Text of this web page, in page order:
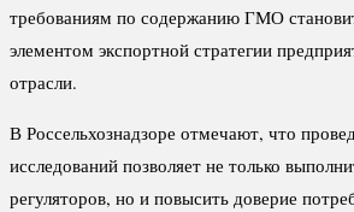
требованиям по содержанию ГМО
элементом экспортной стратегии
отрасли.
В Россельхознадзоре отмечают, что
исследований позволяет не только
регуляторов, но и повысить доверие